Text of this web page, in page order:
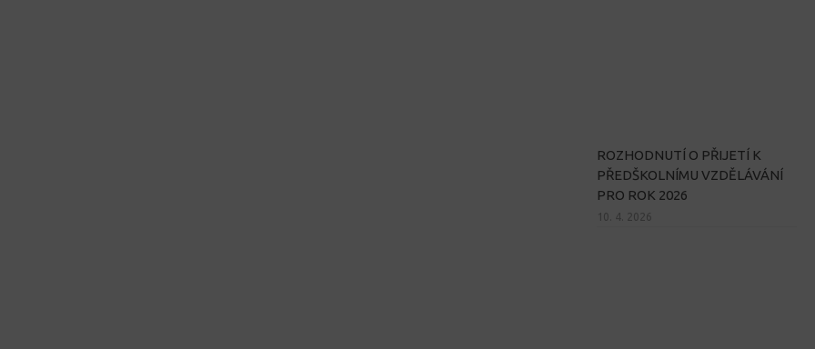
ROZHODNUTÍ O PŘIJETÍ K
PŘEDŠKOLNÍMU VZDĚLÁVÁNÍ
PRO ROK 2026
10. 4. 2026